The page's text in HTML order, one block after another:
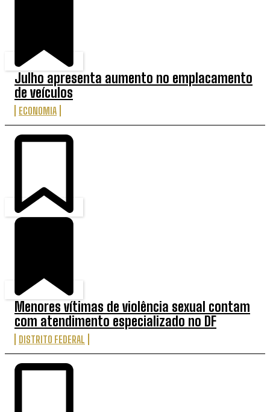
Julho apresenta aumento no emplacamento
de veículos
ECONOMIA
Menores vítimas de violência sexual contam
com atendimento especializado no DF
DISTRITO FEDERAL